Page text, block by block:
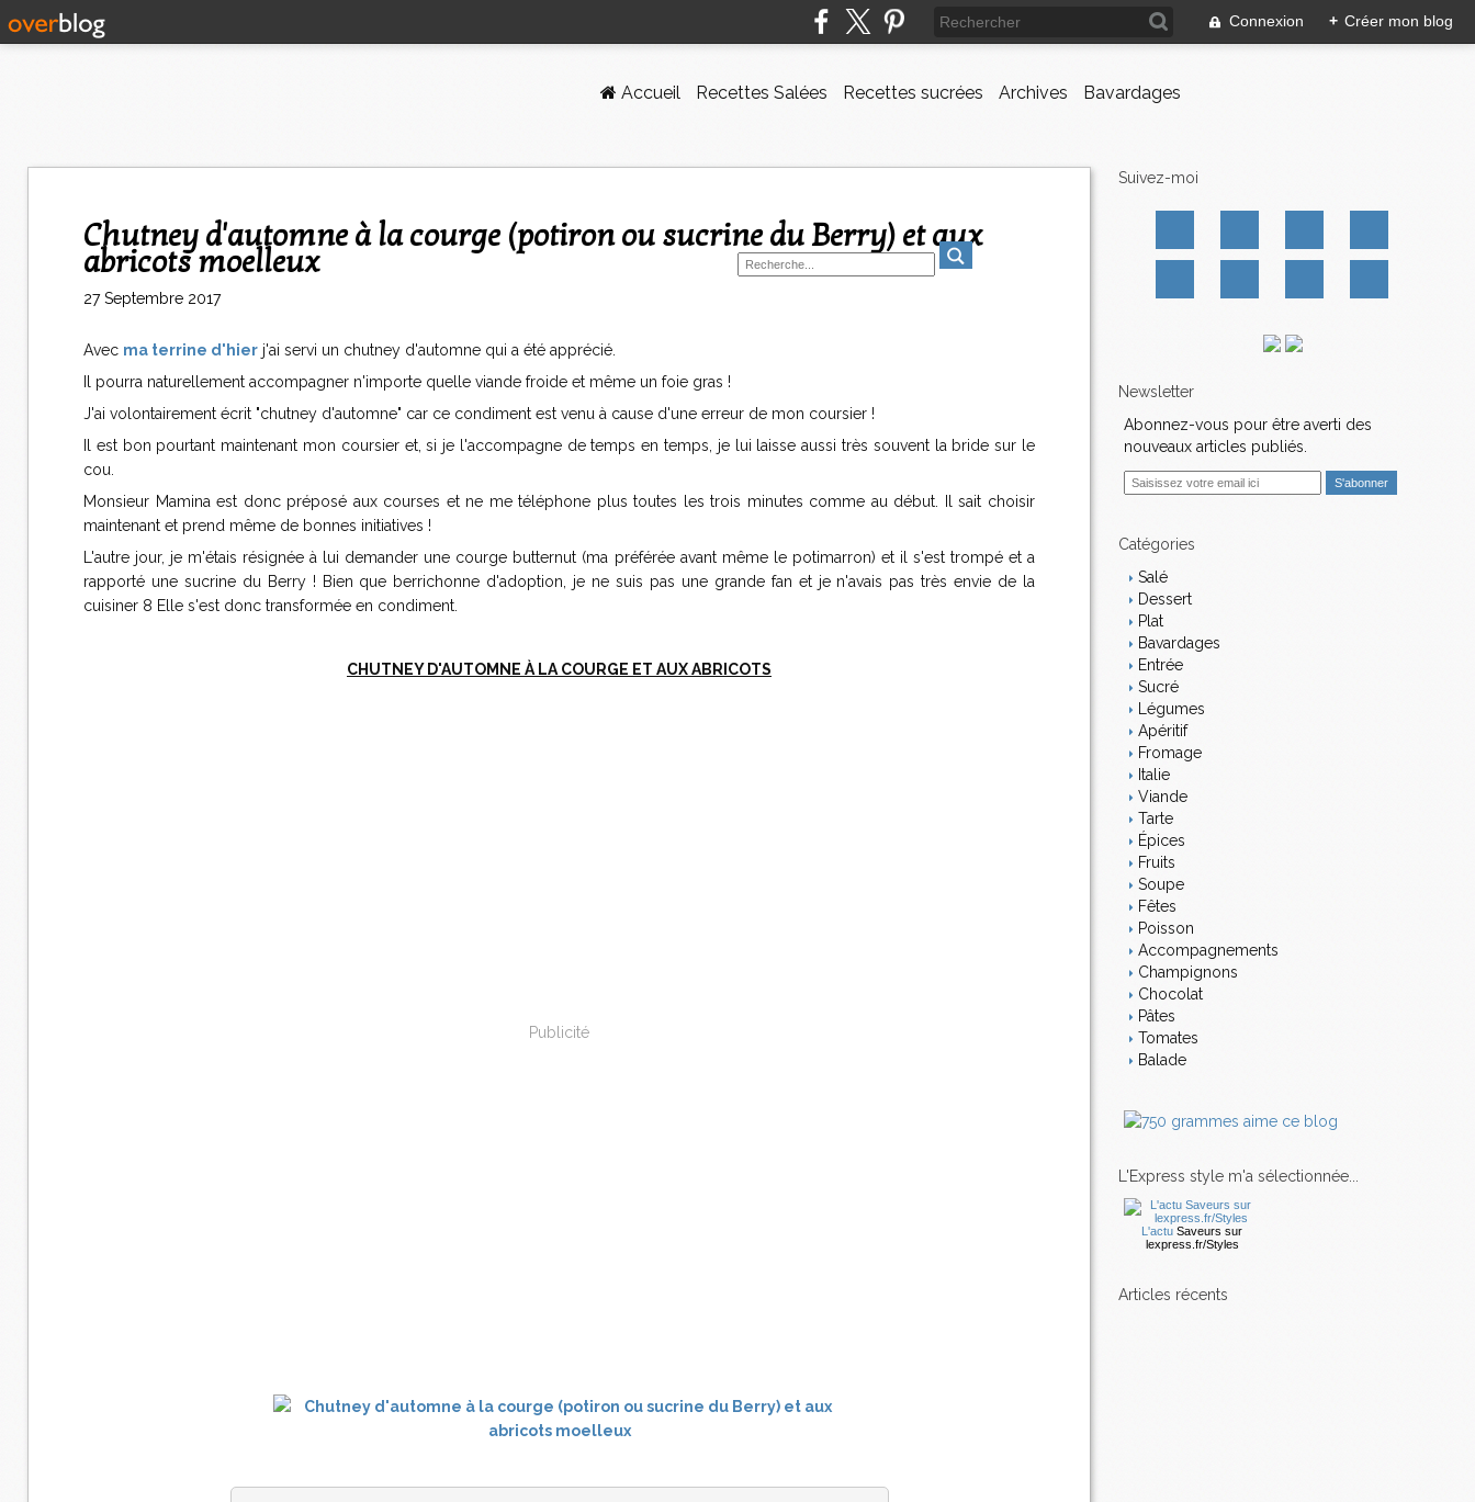
Connexion + Créer mon blog
Accueil Recettes Salées Recettes sucrées Archives Bavardages
Chutney d'automne à la courge (potiron ou sucrine du Berry) et aux
abricots moelleux
27 Septembre 2017
Avec ma terrine d'hier j'ai servi un chutney d'automne qui a été apprécié.
Il pourra naturellement accompagner n'importe quelle viande froide et même un foie gras !
J'ai volontairement écrit "chutney d'automne" car ce condiment est venu à cause d'une erreur de mon coursier !
Il est bon pourtant maintenant mon coursier et, si je l'accompagne de temps en temps, je lui laisse aussi très souvent la bride sur le
cou.
Monsieur Mamina est donc préposé aux courses et ne me téléphone plus toutes les trois minutes comme au début. Il sait choisir
maintenant et prend même de bonnes initiatives !
L'autre jour, je m'étais résignée à lui demander une courge butternut (ma préférée avant même le potimarron) et il s'est trompé et a
rapporté une sucrine du Berry ! Bien que berrichonne d'adoption, je ne suis pas une grande fan et je n'avais pas très envie de la
cuisiner 8 Elle s'est donc transformée en condiment.
CHUTNEY D'AUTOMNE À LA COURGE ET AUX ABRICOTS
Publicité
Suivez-moi
Newsletter
Abonnez-vous pour être averti des
nouveaux articles publiés.
i Catégories
Salé
Dessert
Plat
Bavardages
Entrée
Sucré
Légumes
Apéritif
Fromage
Italie
Viande
Tarte
Épices
Fruits
Soupe
Fêtes
Poisson
Accompagnements
Champignons
Chocolat
Pâtes
Tomates
Balade
L'Express style m'a sélectionnée...
L'actu Saveurs sur
lexpress.fr/Styles
articles récents